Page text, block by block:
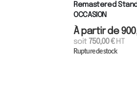
Remastered
OCCASION
À partir de
soit 750,00€HT
Rupture de stock